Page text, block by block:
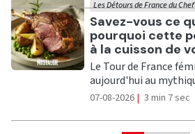
Ecouter
Savez-vous ce
pourquoi cette
à la cuisson de
Les Détours de France du
Le Tour de France
aujourd'hui au
07-08-2026 | 3 min 7 sec